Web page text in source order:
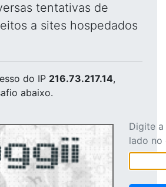
tentativas de
a sites hospedados
do IP 216.73.217.14,
abaixo.
Digite
lado no